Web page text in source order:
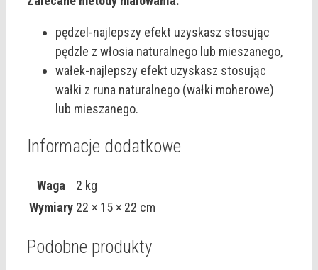
pędzel-najlepszy efekt uzyskasz stosując
pędzle z włosia naturalnego lub mieszanego,
wałek-najlepszy efekt uzyskasz stosując
wałki z runa naturalnego (wałki moherowe)
lub mieszanego.
Informacje dodatkowe
Waga
2 kg
Wymiary 22 × 15 × 22 cm
Podobne produkty